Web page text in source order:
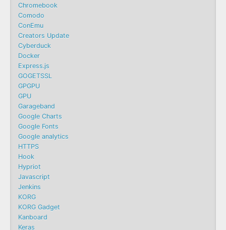
Chromebook
Comodo
ConEmu
Creators Update
Cyberduck
Docker
Express.js
GOGETSSL
GPGPU
GPU
Garageband
Google Charts
Google Fonts
Google analytics
HTTPS
Hook
Hypriot
Javascript
Jenkins
KORG
KORG Gadget
Kanboard
Keras